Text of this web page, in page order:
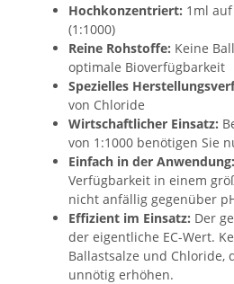
Hochkonzentriert: 1ml
(1:1000)
Reine Rohstoffe: Keine
optimale Bioverfügbarkeit
Spezielles
von Chloride
Wirtschaftlicher Einsatz:
von 1:1000 benötigen Sie
Einfach in der Anwendung:
Verfügbarkeit in einem
nicht anfällig gegenüber
Effizient im Einsatz: Der
der eigentliche EC-Wert.
Ballastsalze und Chloride,
unnötig erhöhen.